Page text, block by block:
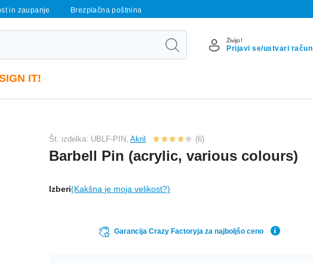
in zaupanje Brezplačna poštnina
Živijo!
Prijavi se/ustvari račun
IT!
Št. izdelka: UBLF-PIN,Akril (6)
Barbell Pin (acrylic, various colours)
Izberi(Kakšna je moja velikost?)
Garancija Crazy Factoryja za najboljšo ceno